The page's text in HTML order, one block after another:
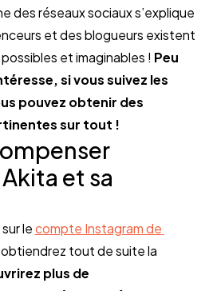
des réseaux sociaux s’explique
et des blogueurs existent
et imaginables ! Peu
si vous suivez les
pouvez obtenir des
sur tout !
et sa
le compte Instagram de
obtiendrez tout de suite la
plus de